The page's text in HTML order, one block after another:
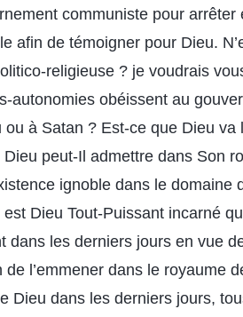
communiste pour
afin de témoigner pour Dieu.
religieuse ? je voudrais
autonomies obéissent au
ou à Satan ? Est-ce que Dieu
peut-Il admettre dans Son
ignoble dans le domaine
Dieu Tout-Puissant incarné
dans les derniers jours en vue
de l’emmener dans le royaume
Dieu dans les derniers jours,